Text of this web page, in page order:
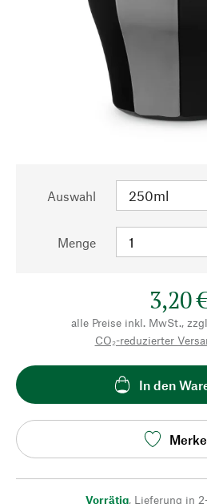
Auswahl
Menge
3,20
alle Preise inkl. MwSt.,
CO₂-reduzierter
In den
Vorrätig, Lieferung in